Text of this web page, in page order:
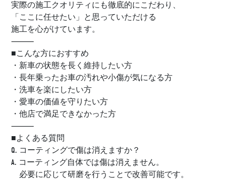
実際の施工クオリティにも徹底的にこだわり、
「ここに任せたい」と思っていただける
施工を心がけています。
⸻
■こんな方におすすめ
・新車の状態を長く維持したい方
・長年乗ったお車の汚れや小傷が気になる方
・洗車を楽にしたい方
・愛車の価値を守りたい方
・他店で満足できなかった方
⸻
■よくある質問
Q. コーティングで傷は消えますか？
A. コーティング自体では傷は消えません。
必要に応じて研磨を行うことで改善可能です。